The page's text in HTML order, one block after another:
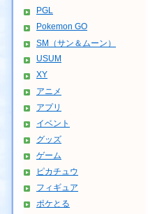
PGL
Pokemon GO
SM（サン＆ムーン）
USUM
XY
アニメ
アプリ
イベント
グッズ
ゲーム
ピカチュウ
フィギュア
ポケとる